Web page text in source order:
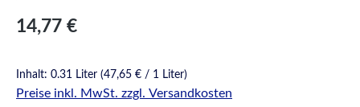
Regulärer Preis:
14,77 €
Inhalt: 0.31 Liter (47,65 € / 1 Liter)
Preise inkl. MwSt. zzgl. Versandkosten